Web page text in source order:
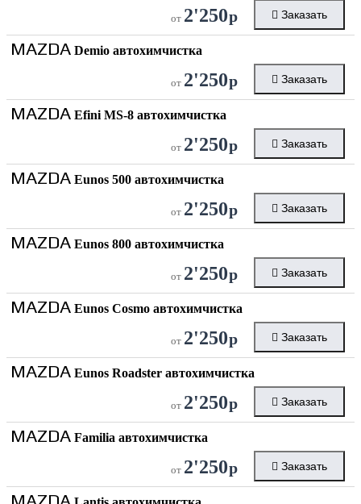
от 2'250р Заказать
MAZDA Demio автохимчистка
от 2'250р Заказать
MAZDA Efini MS-8 автохимчистка
от 2'250р Заказать
MAZDA Eunos 500 автохимчистка
от 2'250р Заказать
MAZDA Eunos 800 автохимчистка
от 2'250р Заказать
MAZDA Eunos Cosmo автохимчистка
от 2'250р Заказать
MAZDA Eunos Roadster автохимчистка
от 2'250р Заказать
MAZDA Familia автохимчистка
от 2'250р Заказать